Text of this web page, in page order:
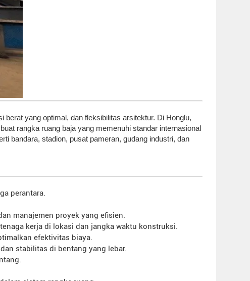
yang optimal, dan fleksibilitas arsitektur. Di Honglu,
rangka ruang baja yang memenuhi standar internasional
bandara, stadion, pusat pameran, gudang industri, dan
perantara.
manajemen proyek yang efisien.
kerja di lokasi dan jangka waktu konstruksi.
efektivitas biaya.
stabilitas di bentang yang lebar.